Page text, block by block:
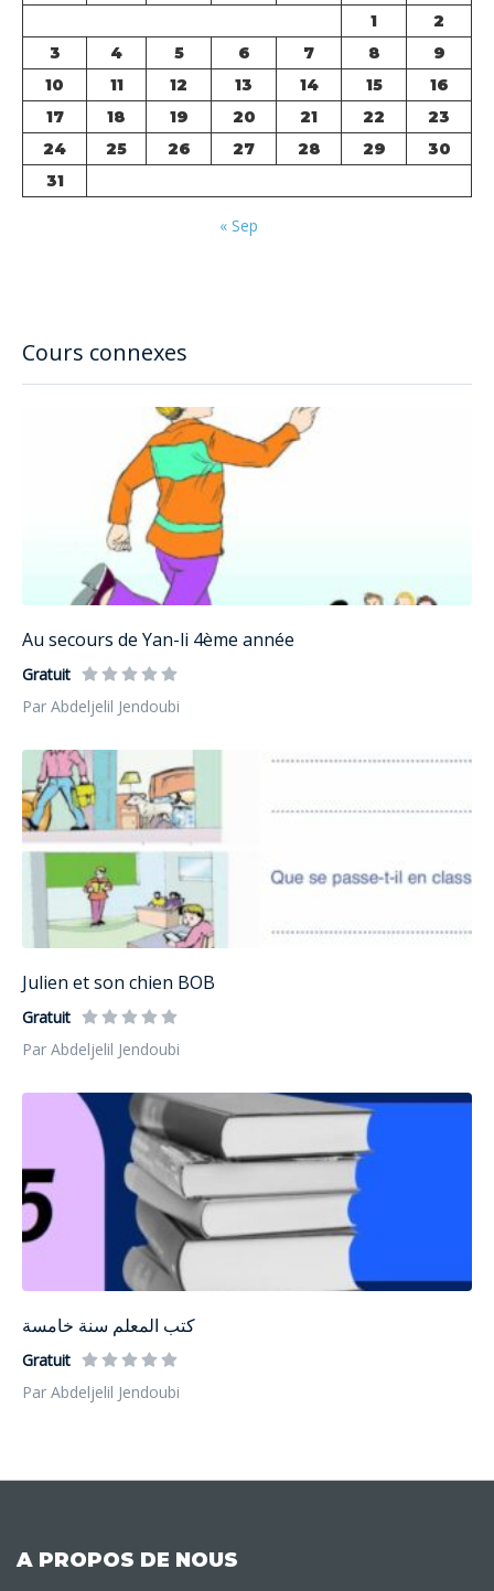
Cours connexes
Au secours de Yan-li 4ème année
Gratuit
Par Abdeljelil Jendoubi
Julien et son chien BOB
Gratuit
Par Abdeljelil Jendoubi
كتب المعلم سنة خامسة
Gratuit
Par Abdeljelil Jendoubi
1
2
3
4 5 6 7 8
9
10
11 12 13 14 15
16
17
18 19 20 21 22
23
24
25 26 27 28 29
30
31
« Sep
A PROPOS DE NOUS